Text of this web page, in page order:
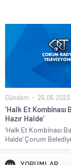
Gündem 26.06.2023
‘Halk Et Kombinası
Hazır Halde’
‘Halk Et Kombinası
Halde’ Çorum